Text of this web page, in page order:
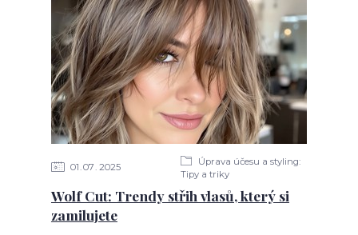
01 07 2025
Úprava účesu a styling:
Tipy a triky
Wolf Cut: Trendy střih vlasů, který si
zamilujete